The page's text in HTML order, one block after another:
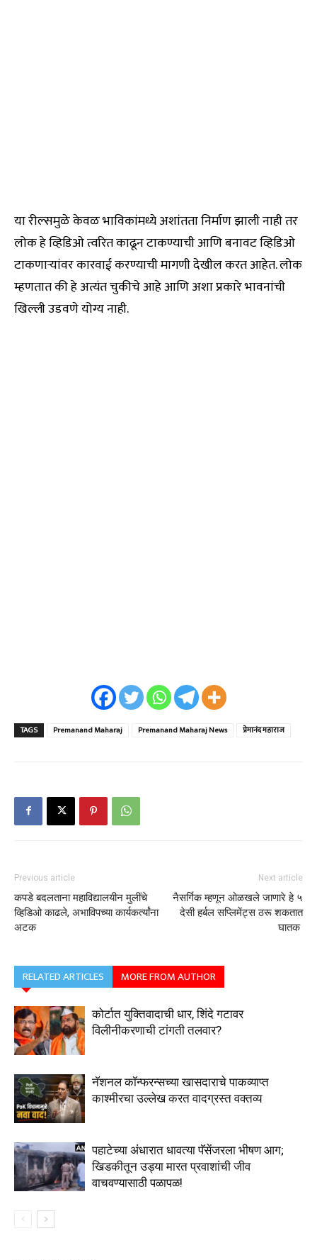
या रील्समुळे केवळ भाविकांमध्ये अशांतता निर्माण झाली नाही तर
लोक हे व्हिडिओ त्वरित काढून टाकण्याची आणि बनावट व्हिडिओ
टाकणाऱ्यांवर कारवाई करण्याची मागणी देखील करत आहेत. लोक
म्हणतात की हे अत्यंत चुकीचे आहे आणि अशा प्रकारे भावनांची
खिल्ली उडवणे योग्य नाही.
TAGS Premanand Maharaj Premanand Maharaj News प्रेमानंद महाराज
Previous article
कपडे बदलताना महाविद्यालयीन मुलींचे
व्हिडिओ काढले, अभाविपच्या कार्यकर्त्यांना
अटक
Next article
नैसर्गिक म्हणून ओळखले जाणारे हे ५
देसी हर्बल सप्लिमेंट्स ठरू शकतात
घातक
RELATED ARTICLES MORE FROM AUTHOR
कोर्टात युक्तिवादाची धार, शिंदे गटावर
विलीनीकरणाची टांगती तलवार?
नॅशनल कॉन्फरन्सच्या खासदाराचे पाकव्याप्त
काश्मीरचा उल्लेख करत वादग्रस्त वक्तव्य
पहाटेच्या अंधारात धावत्या पॅसेंजरला भीषण आग;
खिडकीतून उड्या मारत प्रवाशांची जीव
वाचवण्यासाठी पळापळ!